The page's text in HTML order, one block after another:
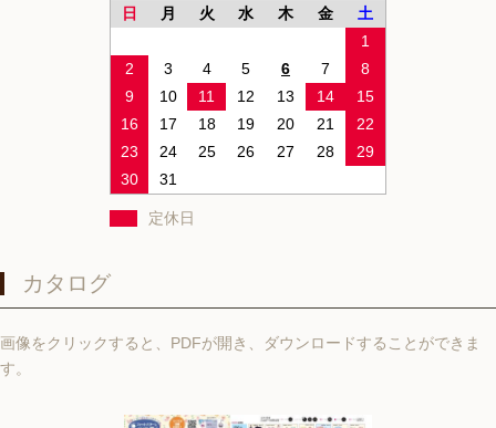
日
月 火 水 木 金
土
1
2
3 4 5 6 7
8
9
10 11 12 13 14
15
16
17 18 19 20 21
22
23
24 25 26 27 28
29
30
31
定休日
カタログ
画像をクリックすると、PDFが開き、ダウンロードすることができま
す。